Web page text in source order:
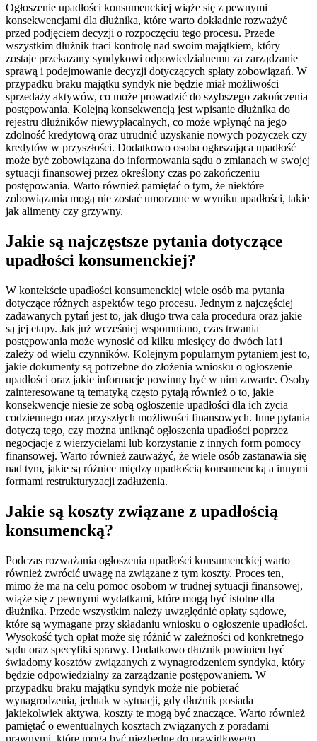
Ogłoszenie upadłości konsumenckiej wiąże się z pewnymi
konsekwencjami dla dłużnika, które warto dokładnie rozważyć
przed podjęciem decyzji o rozpoczęciu tego procesu. Przede
wszystkim dłużnik traci kontrolę nad swoim majątkiem, który
zostaje przekazany syndykowi odpowiedzialnemu za zarządzanie
sprawą i podejmowanie decyzji dotyczących spłaty zobowiązań. W
przypadku braku majątku syndyk nie będzie miał możliwości
sprzedaży aktywów, co może prowadzić do szybszego zakończenia
postępowania. Kolejną konsekwencją jest wpisanie dłużnika do
rejestru dłużników niewypłacalnych, co może wpłynąć na jego
zdolność kredytową oraz utrudnić uzyskanie nowych pożyczek czy
kredytów w przyszłości. Dodatkowo osoba ogłaszająca upadłość
może być zobowiązana do informowania sądu o zmianach w swojej
sytuacji finansowej przez określony czas po zakończeniu
postępowania. Warto również pamiętać o tym, że niektóre
zobowiązania mogą nie zostać umorzone w wyniku upadłości, takie
jak alimenty czy grzywny.
Jakie są najczęstsze pytania dotyczące
upadłości konsumenckiej?
W kontekście upadłości konsumenckiej wiele osób ma pytania
dotyczące różnych aspektów tego procesu. Jednym z najczęściej
zadawanych pytań jest to, jak długo trwa cała procedura oraz jakie
są jej etapy. Jak już wcześniej wspomniano, czas trwania
postępowania może wynosić od kilku miesięcy do dwóch lat i
zależy od wielu czynników. Kolejnym popularnym pytaniem jest to,
jakie dokumenty są potrzebne do złożenia wniosku o ogłoszenie
upadłości oraz jakie informacje powinny być w nim zawarte. Osoby
zainteresowane tą tematyką często pytają również o to, jakie
konsekwencje niesie ze sobą ogłoszenie upadłości dla ich życia
codziennego oraz przyszłych możliwości finansowych. Inne pytania
dotyczą tego, czy można uniknąć ogłoszenia upadłości poprzez
negocjacje z wierzycielami lub korzystanie z innych form pomocy
finansowej. Warto również zauważyć, że wiele osób zastanawia się
nad tym, jakie są różnice między upadłością konsumencką a innymi
formami restrukturyzacji zadłużenia.
Jakie są koszty związane z upadłością
konsumencką?
Podczas rozważania ogłoszenia upadłości konsumenckiej warto
również zwrócić uwagę na związane z tym koszty. Proces ten,
mimo że ma na celu pomoc osobom w trudnej sytuacji finansowej,
wiąże się z pewnymi wydatkami, które mogą być istotne dla
dłużnika. Przede wszystkim należy uwzględnić opłaty sądowe,
które są wymagane przy składaniu wniosku o ogłoszenie upadłości.
Wysokość tych opłat może się różnić w zależności od konkretnego
sądu oraz specyfiki sprawy. Dodatkowo dłużnik powinien być
świadomy kosztów związanych z wynagrodzeniem syndyka, który
będzie odpowiedzialny za zarządzanie postępowaniem. W
przypadku braku majątku syndyk może nie pobierać
wynagrodzenia, jednak w sytuacji, gdy dłużnik posiada
jakiekolwiek aktywa, koszty te mogą być znaczące. Warto również
pamiętać o ewentualnych kosztach związanych z poradami
prawnymi, które mogą być niezbędne do prawidłowego